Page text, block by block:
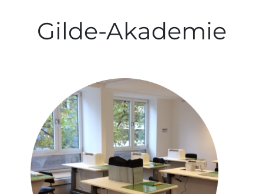
Gilde-Akademie